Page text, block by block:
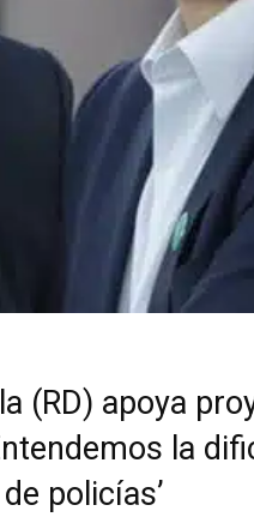
(RD) apoya
la
policías’